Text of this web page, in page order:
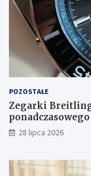
POZOSTAŁE
Zegarki
28 lipca 2026